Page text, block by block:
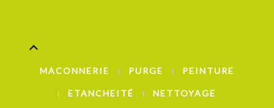
MACONNERIE PURGE PEINTURE
ETANCHEITÉ NETTOYAGE